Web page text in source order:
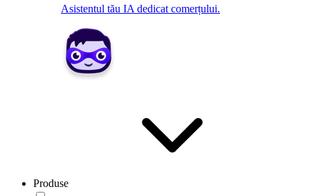
Asistentul tău IA dedicat comerțului.
Produse